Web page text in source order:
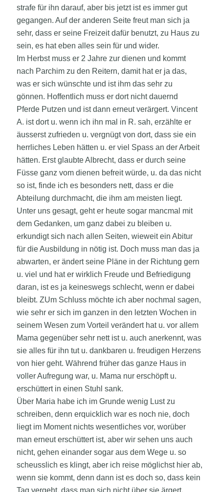
strafe für ihn darauf, aber bis jetzt ist es immer gut
gegangen. Auf der anderen Seite freut man sich ja
sehr, dass er seine Freizeit dafür benutzt, zu Haus zu
sein, es hat eben alles sein für und wider.
Im Herbst muss er 2 Jahre zur dienen und kommt
nach Parchim zu den Reitern, damit hat er ja das,
was er sich wünschte und ist ihm das sehr zu
gönnen. Hoffentlich muss er dort nicht dauernd
Pferde Putzen und ist dann erneut verärgert. Vincent
A. ist dort u. wenn ich ihn mal in R. sah, erzählte er
äusserst zufrieden u. vergnügt von dort, dass sie ein
herrliches Leben hätten u. er viel Spass an der Arbeit
hätten. Erst glaubte Albrecht, dass er durch seine
Füsse ganz vom dienen befreit würde, u. da das nicht
so ist, finde ich es besonders nett, dass er die
Abteilung durchmacht, die ihm am meisten liegt.
Unter uns gesagt, geht er heute sogar mancmal mit
dem Gedanken, um ganz dabei zu bleiben u.
erkundigt sich nach allen Seiten, wieweit ein Abitur
für die Ausbildung in nötig ist. Doch muss man das ja
abwarten, er ändert seine Pläne in der Richtung gern
u. viel und hat er wirklich Freude und Befriedigung
daran, ist es ja keineswegs schlecht, wenn er dabei
bleibt. ZUm Schluss möchte ich aber nochmal sagen,
wie sehr er sich im ganzen in den letzten Wochen in
seinem Wesen zum Vorteil verändert hat u. vor allem
Mama gegenüber sehr nett ist u. auch anerkennt, was
sie alles für ihn tut u. dankbaren u. freudigen Herzens
von hier geht. Während früher das ganze Haus in
voller Aufregung war, u. Mama nur erschöpft u.
erschüttert in einen Stuhl sank.
Über Maria habe ich im Grunde wenig Lust zu
schreiben, denn erquicklich war es noch nie, doch
liegt im Moment nichts wesentliches vor, worüber
man erneut erschüttert ist, aber wir sehen uns auch
nicht, gehen einander sogar aus dem Wege u. so
scheusslich es klingt, aber ich reise möglichst hier ab,
wenn sie kommt, denn dann ist es doch so, dass kein